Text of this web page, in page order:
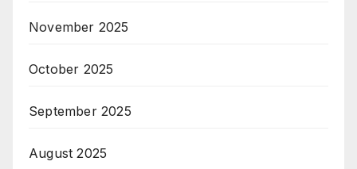
November 2025
October 2025
September 2025
August 2025